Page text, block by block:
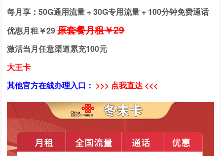
每月享：50G通用流量 + 30G专用流量 + 100分钟免费通话
优惠月租￥29原套餐月租￥29
激活当月任意渠道累充100元
大王卡
其他官方在线办理入口： >>> 点我直达 <<<